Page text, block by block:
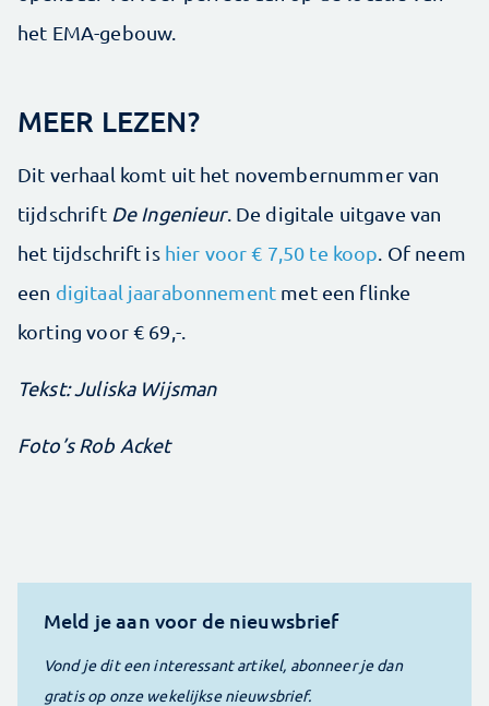
het EMA-gebouw.
MEER LEZEN?
Dit verhaal komt uit het novembernummer van
tijdschrift De Ingenieur. De digitale uitgave van
het tijdschrift is hier voor € 7,50 te koop . Of neem
een digitaal jaarabonnement met een flinke
korting voor € 69,-.
Tekst: Juliska Wijsman
Foto’s Rob Acket
Meld je aan voor de nieuwsbrief
Vond je dit een interessant artikel, abonneer je dan
gratis op onze wekelijkse nieuwsbrief.